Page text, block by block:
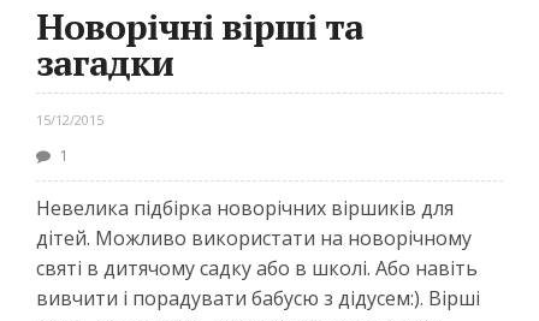
Новорічні вірші та
загадки
15/12/2015
1
Невелика підбірка новорічних віршиків для
дітей. Можливо використати на новорічному
святі в дитячому садку або в школі. Або навіть
вивчити і порадувати бабусю з дідусем:). Вірші